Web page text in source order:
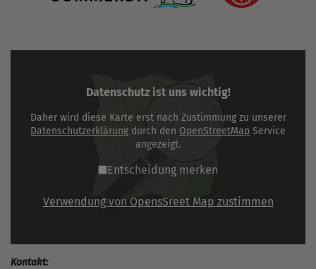
Datenschutz ist uns wichtig!
Daher wird diese Karte erst nach Zustimmung zu unserer
Datenschutzerklärung durch den OpenStreetMap Service
angezeigt.
Entscheidung merken
Verwendung von OpensSreet Map zustimmen
Kontakt: